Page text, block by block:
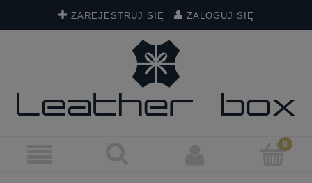
ZAREJESTRUJ SIĘ ZALOGUJ SIĘ